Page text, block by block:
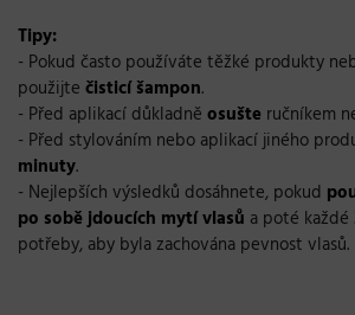
Tipy:
- Pokud často používáte těžké produkty
použijte čisticí šampon.
- Před aplikací důkladně osušte ručníkem
- Před stylováním nebo aplikací jiného
minuty.
- Nejlepších výsledků dosáhnete, pokud
po sobě jdoucích mytí vlasů a poté
potřeby, aby byla zachována pevnost vlasů.